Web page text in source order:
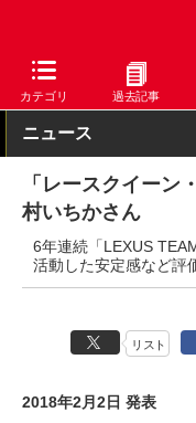
カテゴリ 過去記事
Car Watch モータース
ニュース
「レースクイーン
村いちかさん
6年連続「LEXUS
活動した安定感など評
リスト
2018年2月2日 発表